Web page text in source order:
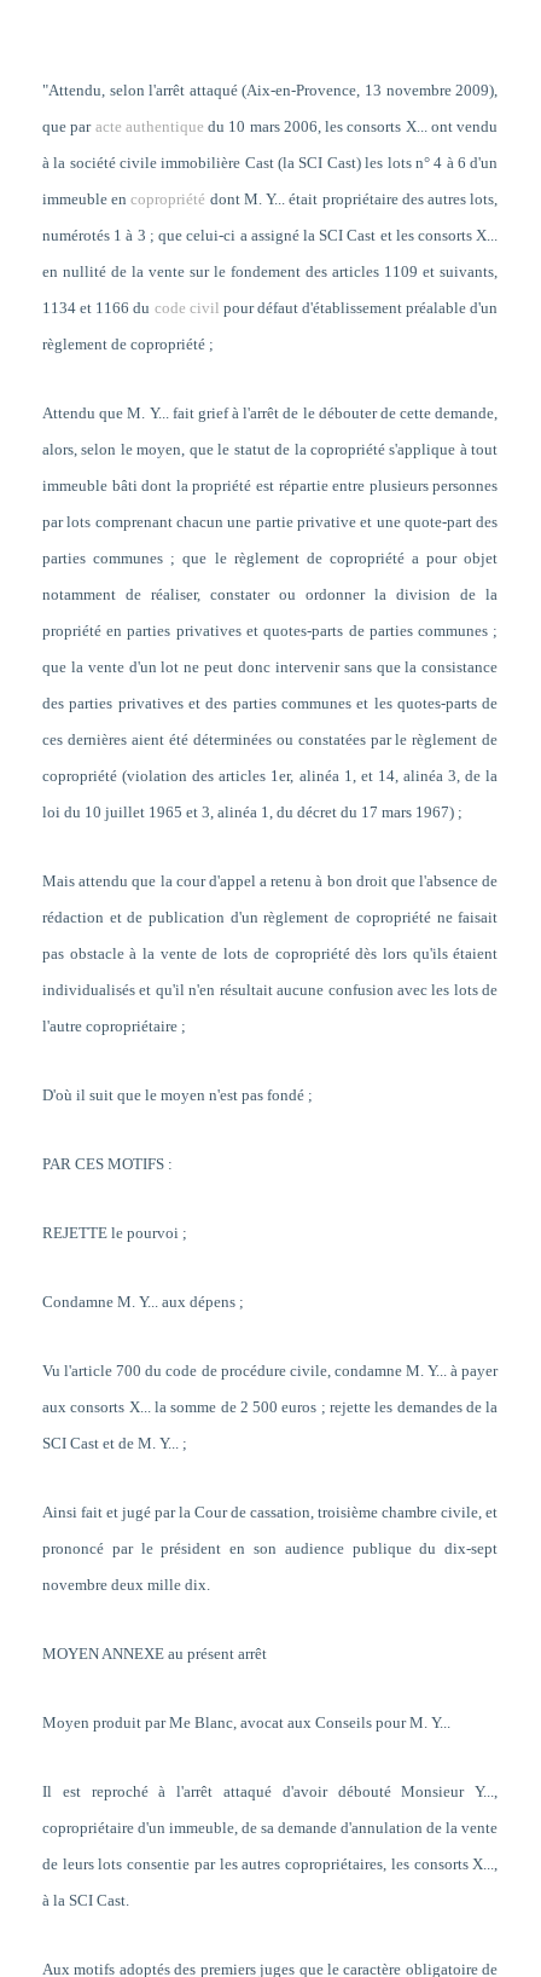
"Attendu, selon l'arrêt attaqué (Aix-en-Provence, 13 novembre 2009),
que par acte authentique du 10 mars 2006, les consorts X... ont vendu
à la société civile immobilière Cast (la SCI Cast) les lots n° 4 à 6 d'un
immeuble encopropriété dont M. Y... était propriétaire des autres lots,
numérotés 1 à 3 ; que celui-ci a assigné la SCI Cast et les consorts X...
en nullité de la vente sur le fondement des articles 1109 et suivants,
1134 et 1166 du code civil pour défaut d'établissement préalable d'un
règlement de copropriété ;
Attendu que M. Y... fait grief à l'arrêt de le débouter de cette demande,
alors, selon le moyen, que le statut de la copropriété s'applique à tout
immeuble bâti dont la propriété est répartie entre plusieurs personnes
par lots comprenant chacun une partie privative et une quote-part des
parties communes ; que le règlement de copropriété a pour objet
notamment de réaliser, constater ou ordonner la division de la
propriété en parties privatives et quotes-parts de parties communes ;
que la vente d'un lot ne peut donc intervenir sans que la consistance
des parties privatives et des parties communes et les quotes-parts de
ces dernières aient été déterminées ou constatées par le règlement de
copropriété (violation des articles 1er, alinéa 1, et 14, alinéa 3, de la
loi du 10 juillet 1965 et 3, alinéa 1, du décret du 17 mars 1967) ;
Mais attendu que la cour d'appel a retenu à bon droit que l'absence de
rédaction et de publication d'un règlement de copropriété ne faisait
pas obstacle à la vente de lots de copropriété dès lors qu'ils étaient
individualisés et qu'il n'en résultait aucune confusion avec les lots de
l'autre copropriétaire ;
D'où il suit que le moyen n'est pas fondé ;
PAR CES MOTIFS :
REJETTE le pourvoi ;
Condamne M. Y... aux dépens ;
Vu l'article 700 du code de procédure civile, condamne M. Y... à payer
aux consorts X... la somme de 2 500 euros ; rejette les demandes de la
SCI Cast et de M. Y... ;
Ainsi fait et jugé par la Cour de cassation, troisième chambre civile, et
prononcé par le président en son audience publique du dix-sept
novembre deux mille dix.
MOYEN ANNEXE au présent arrêt
Moyen produit par Me Blanc, avocat aux Conseils pour M. Y...
Il est reproché à l'arrêt attaqué d'avoir débouté Monsieur Y...,
copropriétaire d'un immeuble, de sa demande d'annulation de la vente
de leurs lots consentie par les autres copropriétaires, les consorts X...,
à la SCI Cast.
Aux motifs adoptés des premiers juges que le caractère obligatoire de